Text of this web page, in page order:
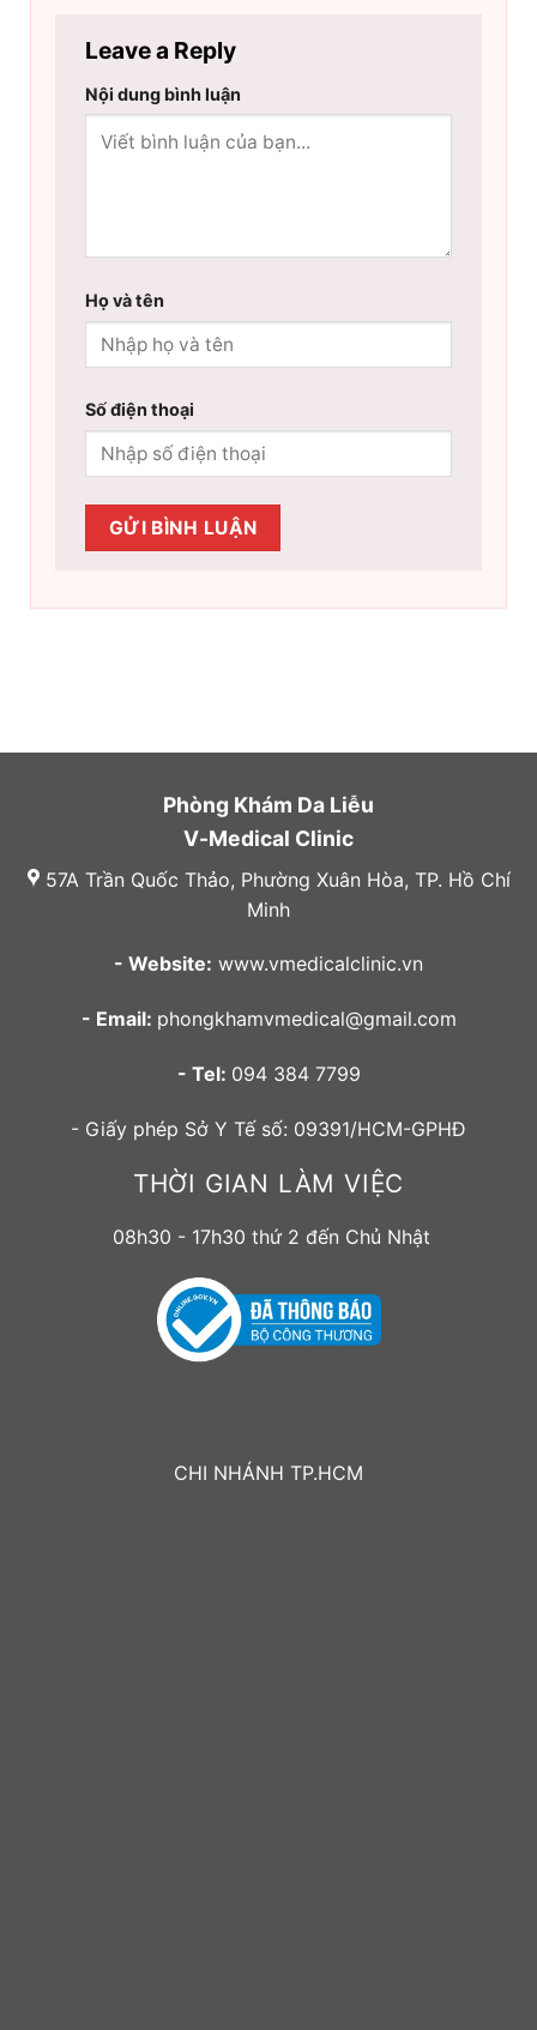
Leave a Reply
Nội dung bình luận
Họ và tên
Số điện thoại
Phòng Khám Da Liễu
V-Medical Clinic
57A Trần Quốc Thảo, Phường Xuân Hòa, TP. Hồ Chí
Minh
- Website: www.vmedicalclinic.vn
- Email: phongkhamvmedical@gmail.com
- Tel: 094 384 7799
- Giấy phép Sở Y Tế số: 09391/HCM-GPHĐ
THỜI GIAN LÀM VIỆC
08h30 - 17h30 thứ 2 đến Chủ Nhật
CHI NHÁNH TP.HCM